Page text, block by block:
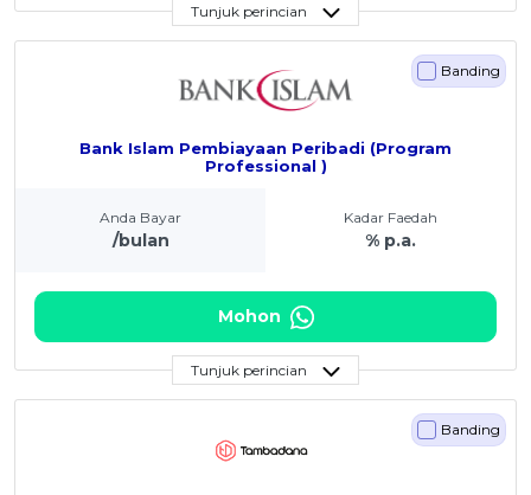
Tunjuk perincian
Bank Islam Pembiayaan Peribadi (Program
Professional )
Banding
Anda Bayar
/bulan
Kadar Faedah
% p.a.
Mohon
Tunjuk perincian
Banding